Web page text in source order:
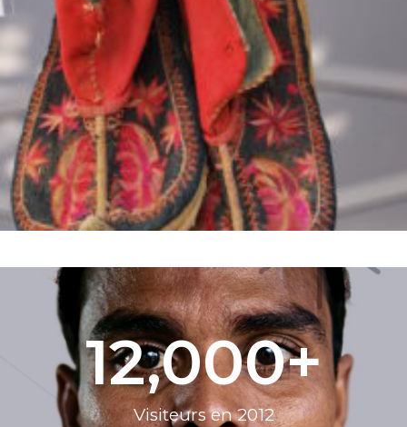
Visiteurs​ en 2012
12,000+